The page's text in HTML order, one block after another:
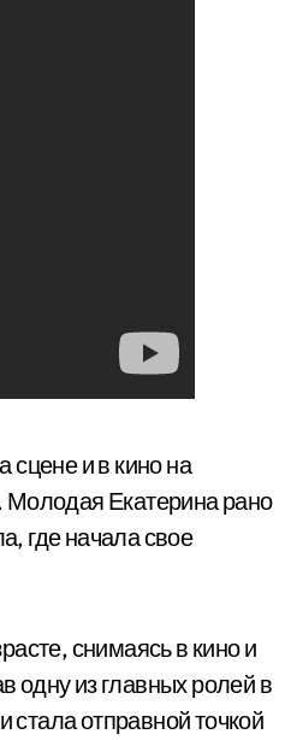
сцене и в кино на
Молодая Екатерина рано
где начала свое
снимаясь в кино и
одну из главных ролей в
стала отправной точкой